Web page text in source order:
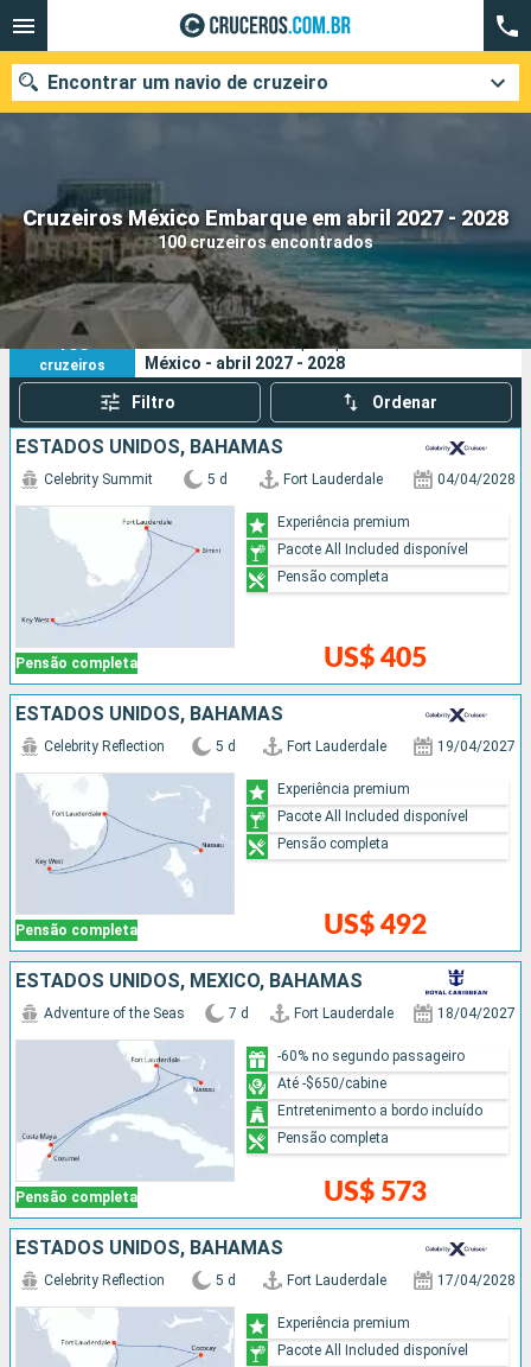
Cruzeiros México Embarque em abril 2027 - 2028
100 cruzeiros encontrados
Encontrar um navio de cruzeiro
Quando ir?
Data de partida
Cidades Companhias
Pesquisar
100
cruzeiros
Os seus critérios de pesquisa:
México - abril 2027 - 2028
Filtro Ordenar
ESTADOS UNIDOS, BAHAMAS
Pensão completa
Celebrity Summit 5 d Fort Lauderdale 04/04/2028
US$ 405
Experiência premium
Pacote All Included disponível
Pensão completa
ESTADOS UNIDOS, BAHAMAS
Pensão completa
Celebrity Reflection 5 d Fort Lauderdale 19/04/2027
US$ 492
Experiência premium
Pacote All Included disponível
Pensão completa
ESTADOS UNIDOS, MÉXICO, BAHAMAS
Pensão completa
Adventure of the Seas 7 d Fort Lauderdale 18/04/2027
US$ 573
-60% no segundo passageiro
Até -$650/cabine
Entretenimento a bordo incluído
Pensão completa
ESTADOS UNIDOS, BAHAMAS
Celebrity Reflection 5 d Fort Lauderdale 17/04/2028
Experiência premium
Pacote All Included disponível